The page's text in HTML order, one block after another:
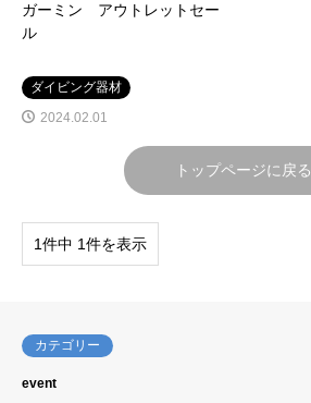
ガーミン アウトレットセー
ル
ダイビング器材
2024.02.01
トップページに戻る
1件中 1件を表示
カテゴリー
event